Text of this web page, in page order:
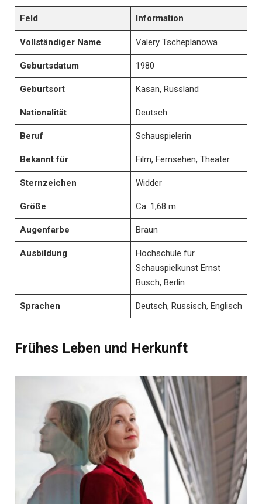
Feld Information
Vollständiger Name Valery Tscheplanowa
Geburtsdatum 1980
Geburtsort Kasan, Russland
Nationalität Deutsch
Beruf Schauspielerin
Bekannt für Film, Fernsehen, Theater
Sternzeichen Widder
Größe Ca. 1,68 m
Augenfarbe Braun
Ausbildung
Hochschule für
Schauspielkunst Ernst
Busch, Berlin
Sprachen Deutsch, Russisch, Englisch
Frühes Leben und Herkunft